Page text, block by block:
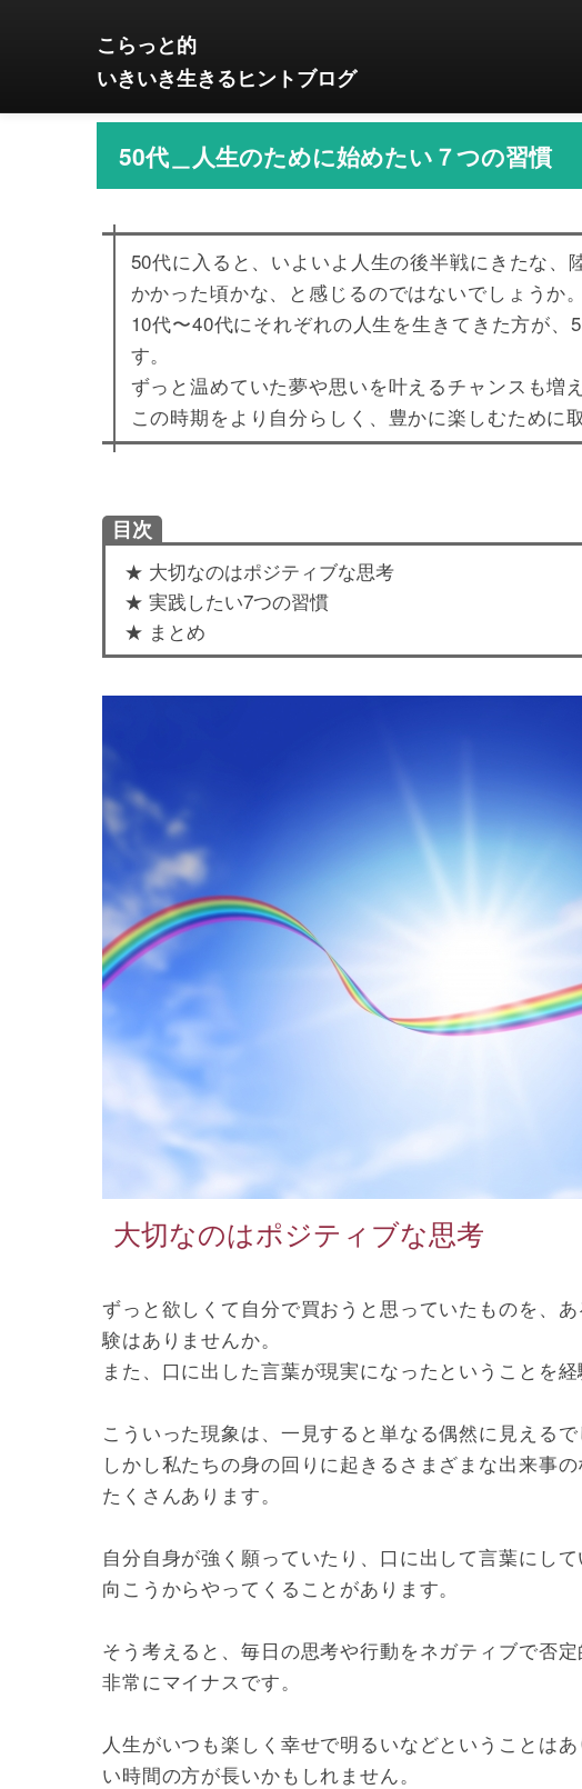
こらっと的
いきいき生きるヒントブログ
50代＿人生のために始めたい７つの習慣
50代に入ると、いよいよ人生の後半戦にきたな
かかった頃かな、と感じるのではないでしょうか。
10代〜40代にそれぞれの人生を生きてきた方が
す。
ずっと温めていた夢や思いを叶えるチャンスも増
この時期をより自分らしく、豊かに楽しむために
目次
★ 大切なのはポジティブな思考
★ 実践したい7つの習慣
★ まとめ
大切なのはポジティブな思考
ずっと欲しくて自分で買おうと思っていたものを、
験はありませんか。
また、口に出した言葉が現実になったということを
こういった現象は、一見すると単なる偶然に見えるで
しかし私たちの身の回りに起きるさまざまな出来事
たくさんあります。
自分自身が強く願っていたり、口に出して言葉にし
向こうからやってくることがあります。
そう考えると、毎日の思考や行動をネガティブで否
非常にマイナスです。
人生がいつも楽しく幸せで明るいなどということは
い時間の方が長いかもしれません。